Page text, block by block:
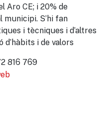
Aro CE; i 20% de
S’hi fan
i tècniques i d’altres
i de valors
816 769